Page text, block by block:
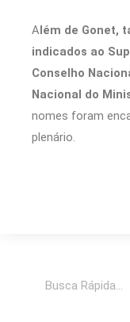
A lém de Gonet,
indicados ao
Conselho
Nacional do
nomes foram
plenário.